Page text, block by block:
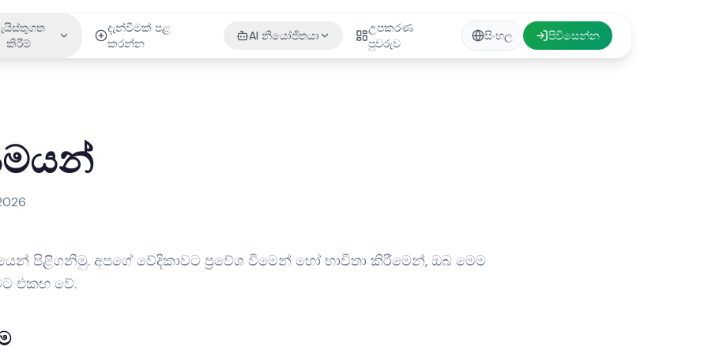
කිරීම්
දැන්වීමක් පළ
කරන්න
AI නියෝජිතයා
උපකරණ
පුවරුව
සිංහල පිවිසෙන්න
පිළිගනිමු. අපගේ වේදිකාවට ප්‍රවේශ වීමෙන් හෝ භාවිතා කිරීමෙන්, ඔබ මෙම
එකඟ වේ.